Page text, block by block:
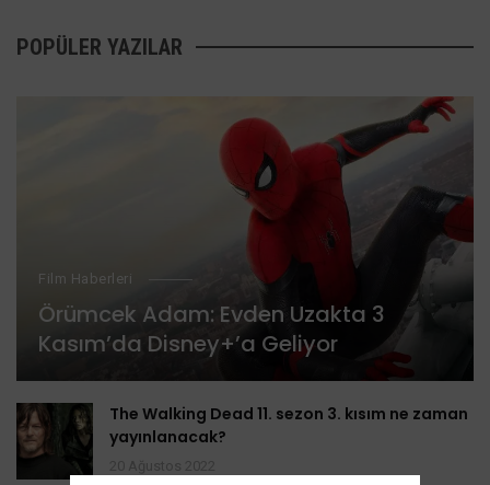
POPÜLER YAZILAR
Film Haberleri
Örümcek Adam: Evden Uzakta 3
Kasım’da Disney+’a Geliyor
The Walking Dead 11. sezon 3. kısım ne zaman
yayınlanacak?